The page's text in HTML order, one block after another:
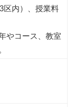
区内）、授業料
やコース、教室